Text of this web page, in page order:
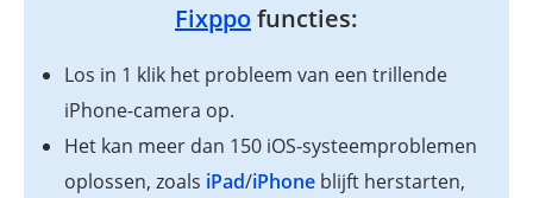
Fixppofuncties:
Los in 1 klik het probleem van een trillende
iPhone-camera op.
Het kan meer dan 150 iOS-systeemproblemen
oplossen, zoals iPad/iPhone blijft herstarten,